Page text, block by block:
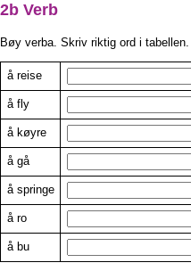
2b Verb
Bøy verba. Skriv riktig ord i tabellen.
å reise
å fly
å køyre
å gå
å springe
å ro
å bu